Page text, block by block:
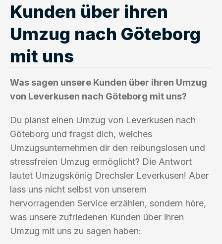
Kunden über ihren
Umzug nach Göteborg
mit uns
Was sagen unsere Kunden über ihren Umzug
von Leverkusen nach Göteborg mit uns?
Du planst einen Umzug von Leverkusen nach
Göteborg und fragst dich, welches
Umzugsunternehmen dir den reibungslosen und
stressfreien Umzug ermöglicht? Die Antwort
lautet Umzugskönig Drechsler Leverkusen! Aber
lass uns nicht selbst von unserem
hervorragenden Service erzählen, sondern höre,
was unsere zufriedenen Kunden über ihren
Umzug mit uns zu sagen haben: